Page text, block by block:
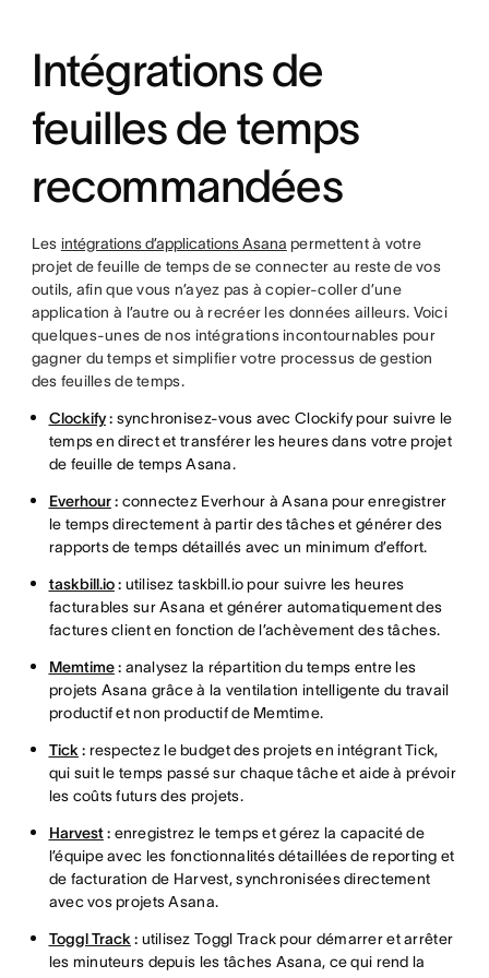
Intégrations de
feuilles de temps
recommandées
Les intégrations d’applications Asana permettent à votre
projet de feuille de temps de se connecter au reste de vos
outils, afin que vous n’ayez pas à copier-coller d’une
application à l’autre ou à recréer les données ailleurs. Voici
quelques-unes de nos intégrations incontournables pour
gagner du temps et simplifier votre processus de gestion
des feuilles de temps.
Clockify: synchronisez-vous avec Clockify pour suivre le
temps en direct et transférer les heures dans votre projet
de feuille de temps Asana.
Everhour: connectez Everhour à Asana pour enregistrer
le temps directement à partir des tâches et générer des
rapports de temps détaillés avec un minimum d’effort.
taskbill.io: utilisez taskbill.io pour suivre les heures
facturables sur Asana et générer automatiquement des
factures client en fonction de l’achèvement des tâches.
Memtime: analysez la répartition du temps entre les
projets Asana grâce à la ventilation intelligente du travail
productif et non productif de Memtime.
Tick : respectez le budget des projets en intégrant Tick,
qui suit le temps passé sur chaque tâche et aide à prévoir
les coûts futurs des projets.
Harvest: enregistrez le temps et gérez la capacité de
l’équipe avec les fonctionnalités détaillées de reporting et
de facturation de Harvest, synchronisées directement
avec vos projets Asana.
Toggl Track : utilisez Toggl Track pour démarrer et arrêter
les minuteurs depuis les tâches Asana, ce qui rend la